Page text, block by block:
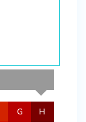
G H